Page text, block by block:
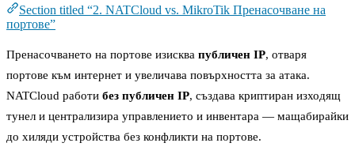
Section titled “2. NATCloud vs. MikroTik Пренасочване на
портове”
Пренасочването на портове изисква публичен IP, отваря
портове към интернет и увеличава повърхността за атака.
NATCloud работи без публичен IP, създава криптиран изходящ
тунел и централизира управлението и инвентара — мащабирайки
до хиляди устройства без конфликти на портове.